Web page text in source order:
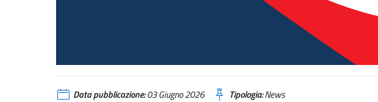
Data pubblicazione:03 Giugno 2026 Tipologia:News